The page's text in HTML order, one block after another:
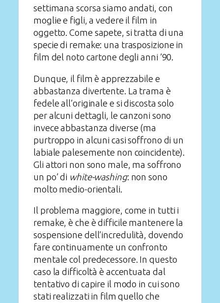
settimana scorsa siamo andati, con
moglie e figli, a vedere il film in
oggetto. Come sapete, si tratta di una
specie di remake: una trasposizione in
film del noto cartone degli anni ’90.
Dunque, il film è apprezzabile e
abbastanza divertente. La trama è
fedele all’originale e si discosta solo
per alcuni dettagli, le canzoni sono
invece abbastanza diverse (ma
purtroppo in alcuni casi soffrono di un
labiale palesemente non coincidente).
Gli attori non sono male, ma soffrono
un po’ di white-washing: non sono
molto medio-orientali.
Il problema maggiore, come in tutti i
remake, è che è difficile mantenere la
sospensione dell’incredulità, dovendo
fare continuamente un confronto
mentale col predecessore. In questo
caso la difficoltà è accentuata dal
tentativo di capire il modo in cui sono
stati realizzati in film quello che